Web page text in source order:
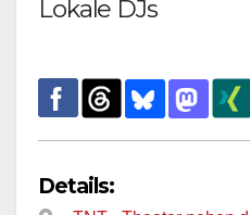
Lokale DJs
Details: